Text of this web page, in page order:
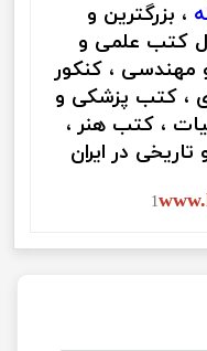
، بزرگترین و
کتب علمی و
، کنکور
، کتب پزشکی و
، کتب هنر ،
در ایران
1